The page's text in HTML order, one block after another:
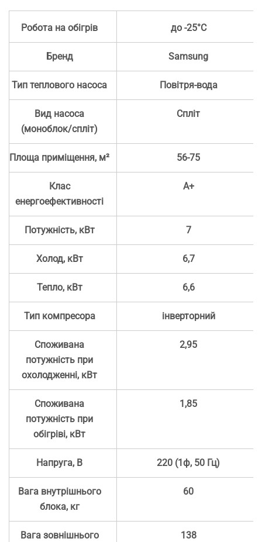
Робота на обігрів до -25°C
Бренд Samsung
Тип теплового насоса Повітря-вода
Вид насоса
(моноблок/спліт)
Спліт
Площа приміщення, м² 56-75
Клас
енергоефективності
A+
Потужність, кВт 7
Холод, кВт 6,7
Тепло, кВт 6,6
Тип компресора інверторний
Споживана
потужність при
охолодженні, кВт
2,95
Споживана
потужність при
обігріві, кВт
1,85
Напруга, В 220 (1ф, 50 Гц)
Вага внутрішнього
блока, кг
60
Вага зовнішнього
138